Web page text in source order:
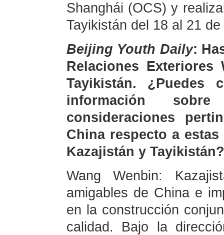
Shanghái (OCS) y
Tayikistán del 18 al 21
Beijing Youth Daily:
Relaciones
Tayikistán. ¿Puedes
información
consideraciones
China respecto a
Kazajistán y Tayikistán?
Wang Wenbin:
amigables de China e
en la construcción
calidad. Bajo la